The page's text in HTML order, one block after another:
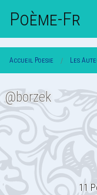
Poème-Fr
Accueil Poesie Les
@borzek
11